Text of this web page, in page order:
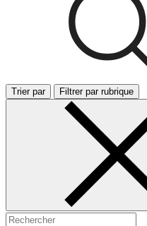
Trier par Filtrer par rubrique